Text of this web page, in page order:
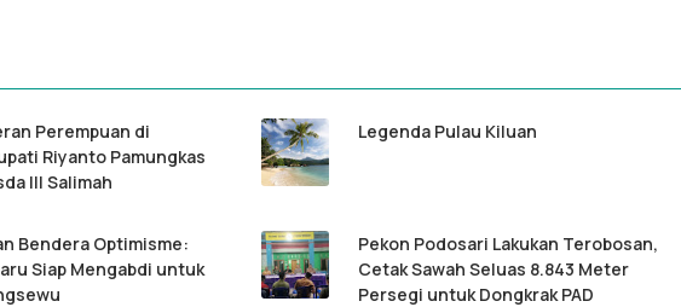
Perempuan di
Riyanto Pamungkas
III Salimah
Legenda Pulau Kiluan
Bendera Optimisme:
Siap Mengabdi untuk
Pekon Podosari Lakukan Terobosan,
Cetak Sawah Seluas 8.843 Meter
Persegi untuk Dongkrak PAD